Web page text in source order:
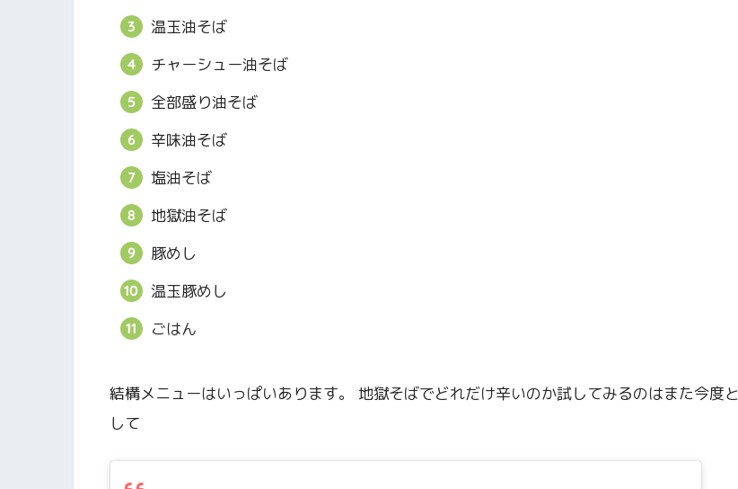
温玉油そば
チャーシュー油そば
全部盛り油そば
辛味油そば
塩油そば
地獄油そば
豚めし
温玉豚めし
ごはん
結構メニューはいっぱいあります。 地獄そばでどれだけ辛いのか試してみるのはまた今度と
して